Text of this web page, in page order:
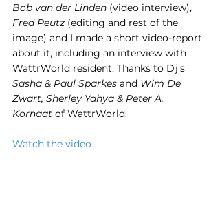
Bob van der Linden (video interview),
Fred Peutz (editing and rest of the
image) and I made a short video-report
about it, including an interview with
WattrWorld resident. Thanks to Dj's
Sasha & Paul Sparkes and Wim De
Zwart, Sherley Yahya & Peter A.
Kornaat of WattrWorld.
Watch the video